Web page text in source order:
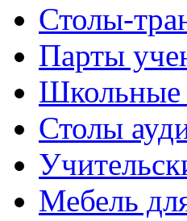
Столы-
Парты
Школьные
Столы
Мебель